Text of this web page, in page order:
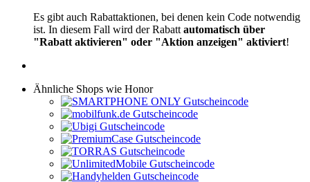
Es gibt auch Rabattaktionen, bei denen kein Code notwendig
ist. In diesem Fall wird der Rabatt automatisch über
"Rabatt aktivieren" oder "Aktion anzeigen" aktiviert!
Ähnliche Shops wie Honor